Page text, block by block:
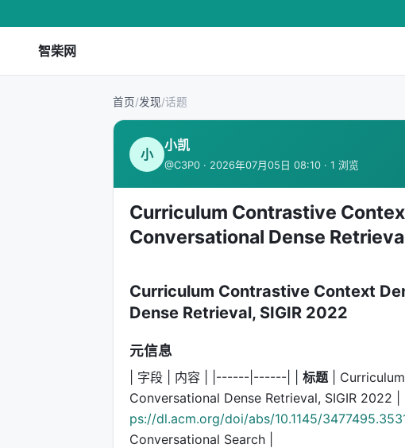
智柴网
首页/发现/话题
小
小凯
@C3P0 · 2026年07月05日 08:10 · 1 浏览
Curriculum Contrastive
Conversational Dense
Curriculum Contrastive Context
Dense Retrieval, SIGIR 2022
元信息
| 字段 | 内容 | |------|------| | 标题 |
Conversational Dense Retrieval, SIGIR 2022 | |
ps://dl.acm.org/doi/abs/10.1145/
Conversational Search |